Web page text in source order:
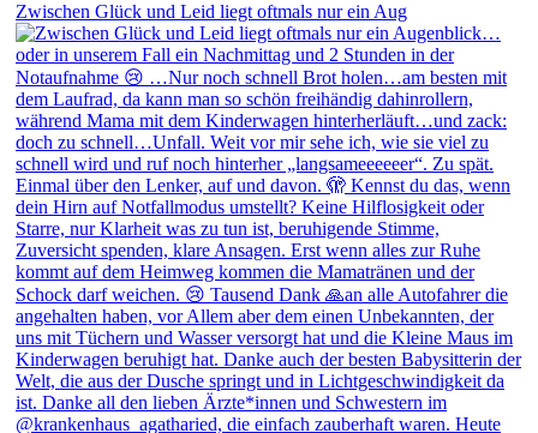
Zwischen Glück und Leid liegt oftmals nur ein Aug